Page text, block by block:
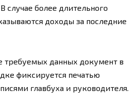
случае более длительного
доходы за последние
требуемых данных документ в
фиксируется печатью
главбуха и руководителя.